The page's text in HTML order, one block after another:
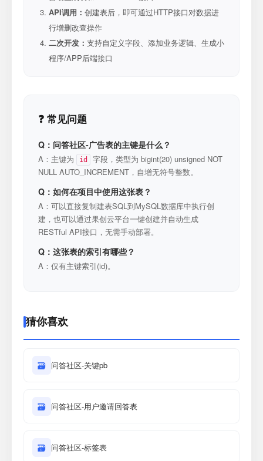
API调用： 创建表后，即可通过HTTP接口对数据进
行增删改查操作
二次开发： 支持自定义字段、添加业务逻辑、生成小
程序/APP后端接口
❓ 常见问题
Q：问答社区-广告表的主键是什么？
A：主键为 id
字段，类型为 bigint(20) unsigned NOT
NULL AUTO_INCREMENT，自增无符号整数。
Q：如何在项目中使用这张表？
A：可以直接复制建表SQL到MySQL数据库中执行创
建，也可以通过果创云平台一键创建并自动生成
RESTful API接口，无需手动部署。
Q：这张表的索引有哪些？
A：仅有主键索引(id)。
猜你喜欢
🗃 问答社区-关键pb
🗃 问答社区-用户邀请回答表
🗃 问答社区-标签表